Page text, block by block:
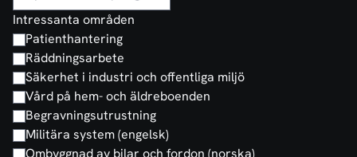
Intressanta områden
Patienthantering
Räddningsarbete
Säkerhet i industri och offentliga miljö
Vård på hem- och äldreboenden
Begravningsutrustning
Militära system (engelsk)
Ombyggnad av bilar och fordon (norska)